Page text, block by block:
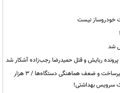
خودروساز نیست
شد
پرونده ربایش و قتل حمیدرضا رجب‌زاده آشکار شد
ریمـدان؛ مرزی گرفتار در صف، کمبود زیرساخت و ضعف هماهنگی دستگاه‌ها / ۳ هزار
یک سرویس بهداشتی!